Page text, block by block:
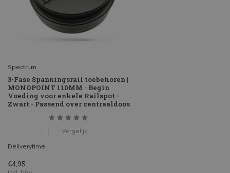
Spectrum
3-Fase Spanningsrail toebehoren |
MONOPOINT 110MM - Begin
Voeding voor enkele Railspot -
Zwart - Passend over centraaldoos
Vergelijk
Deliverytime
€4,95